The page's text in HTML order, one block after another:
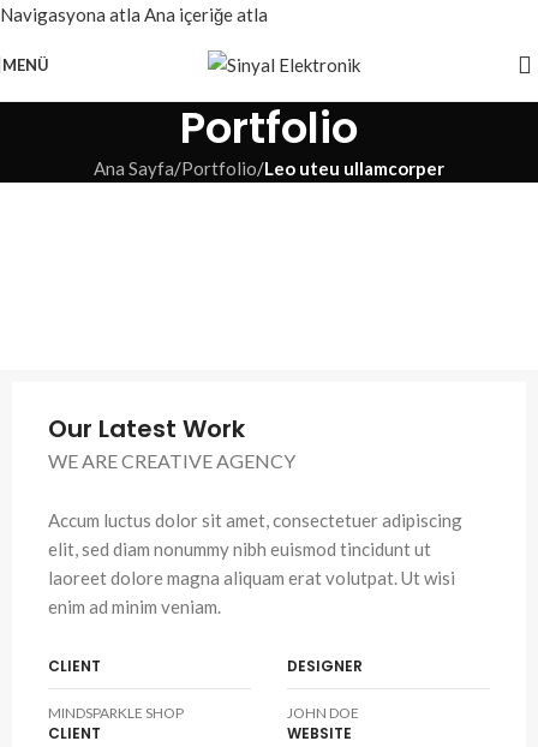
Navigasyona atla Ana içeriğe atla
MENÜ
Portfolio
Ana Sayfa/Portfolio/Leo uteu ullamcorper
Our Latest Work
WE ARE CREATIVE AGENCY
Accum luctus dolor sit amet, consectetuer adipiscing
elit, sed diam nonummy nibh euismod tincidunt ut
laoreet dolore magna aliquam erat volutpat. Ut wisi
enim ad minim veniam.
CLIENT
MINDSPARKLE SHOP
DESIGNER
JOHN DOE
CLIENT WEBSITE